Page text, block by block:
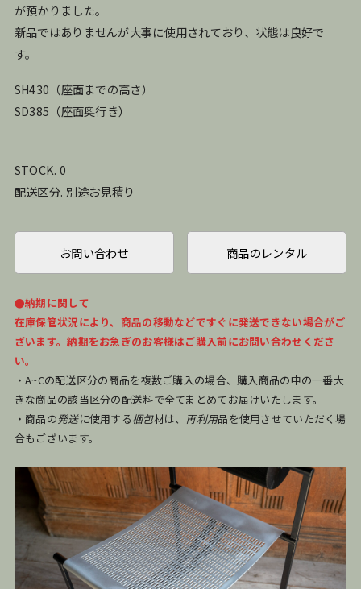
が預かりました。
新品ではありませんが大事に使用されており、状態は良好で
す。
SH430（座面までの高さ）
SD385（座面奥行き）
STOCK. 0
配送区分. 別途お見積り
お問い合わせ 商品のレンタル
●納期に関して
在庫保管状況により、商品の移動などですぐに発送できない場合がご
ざいます。納期をお急ぎのお客様はご購入前にお問い合わせくださ
い。
・A~Cの配送区分の商品を複数ご購入の場合、購入商品の中の一番大
きな商品の該当区分の配送料で全てまとめてお届けいたします。
・商品の発送に使用する梱包材は、 再利用品を使用させていただく場
合もございます。